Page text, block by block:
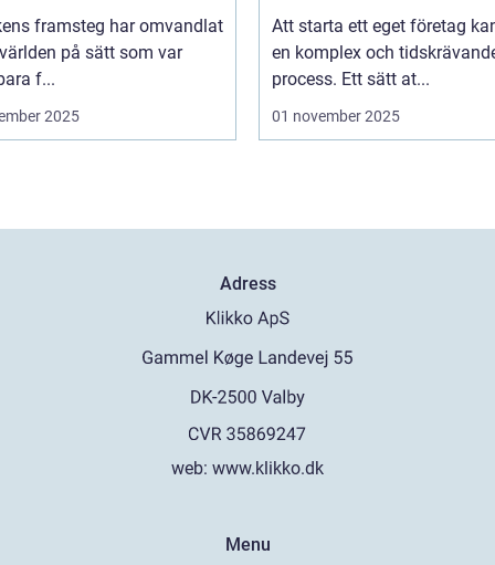
framsteg har omvandlat
på sätt som var
f...
2025
Att starta ett eget företag
en komplex och
process. Ett sätt at...
01 november 2025
Adress
web: www.klikko.dk
Menu